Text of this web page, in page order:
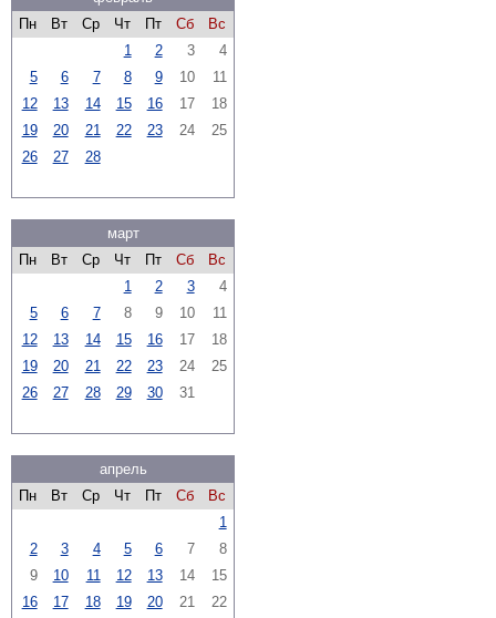
Пн
Вт Ср Чт Пт Сб
Вс
1
2 3
4
5
6 7 8 9 10
11
12
13 14 15 16 17
18
19
20 21 22 23 24
25
26
27 28
март
Пн
Вт Ср Чт Пт Сб
Вс
1
2 3
4
5
6 7 8 9 10
11
12
13 14 15 16 17
18
19
20 21 22 23 24
25
26
27 28 29 30 31
апрель
Пн
Вт Ср Чт Пт Сб
Вс
1
2
3 4 5 6 7
8
9
10 11 12 13 14
15
16
17 18 19 20 21
22